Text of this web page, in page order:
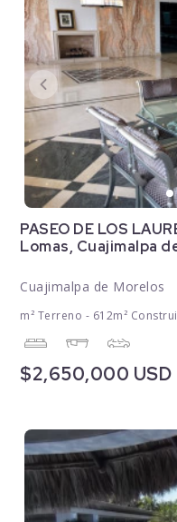
PASEO DE LOS
Lomas, Cuajimalpa
Cuajimalpa de Morelos
m² Terreno - 612m²
$2,650,000 USD